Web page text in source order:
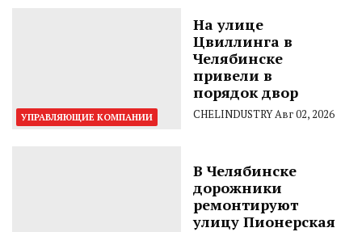
УПРАВЛЯЮЩИЕ КОМПАНИИ
На улице
Цвиллинга в
Челябинске
привели в
порядок двор
CHELINDUSTRYАвг 02, 2026
В Челябинске
дорожники
ремонтируют
улицу Пионерская